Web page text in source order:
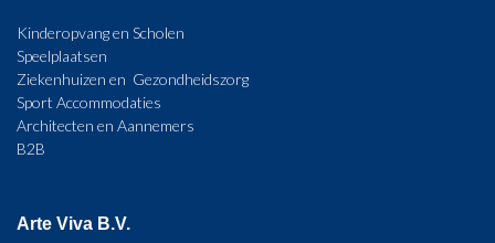
Kinderopvang en Scholen
Speelplaatsen
Ziekenhuizen en Gezondheidszorg
Sport Accommodaties
Architecten en Aannemers
B2B
Arte Viva B.V.